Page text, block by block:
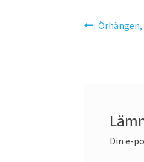
Din e-